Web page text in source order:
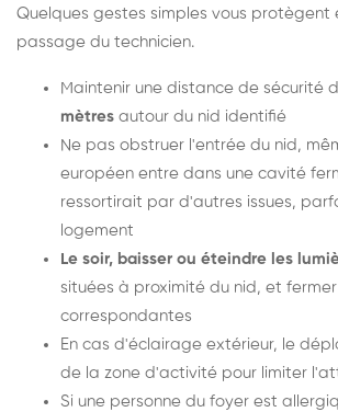
Quelques gestes simples vous
passage du technicien.
Maintenir une distance de sécurité
mètres autour du nid identifié
Ne pas obstruer l'entrée du nid,
européen entre dans une cavité
ressortirait par d'autres issues,
logement
Le soir, baisser ou éteindre les
situées à proximité du nid, et
correspondantes
En cas d'éclairage extérieur, le
de la zone d'activité pour limiter
Si une personne du foyer est